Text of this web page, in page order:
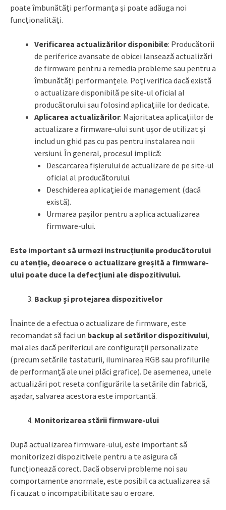
poate îmbunătăți performanța și poate adăuga noi
funcționalități.
Verificarea actualizărilor disponibile: Producătorii
de periferice avansate de obicei lansează actualizări
de firmware pentru a remedia probleme sau pentru a
îmbunătăți performanțele. Poți verifica dacă există
o actualizare disponibilă pe site-ul oficial al
producătorului sau folosind aplicațiile lor dedicate.
Aplicarea actualizărilor: Majoritatea aplicațiilor de
actualizare a firmware-ului sunt ușor de utilizat și
includ un ghid pas cu pas pentru instalarea noii
versiuni. În general, procesul implică:
Descarcarea fișierului de actualizare de pe site-ul
oficial al producătorului.
Deschiderea aplicației de management (dacă
există).
Urmarea pașilor pentru a aplica actualizarea
firmware-ului.
Este important să urmezi instrucțiunile producătorului
cu atenție, deoarece o actualizare greșită a firmware-
ului poate duce la defecțiuni ale dispozitivului.
Backup și protejarea dispozitivelor
Înainte de a efectua o actualizare de firmware, este
recomandat să faci un backup al setărilor dispozitivului,
mai ales dacă perifericul are configurații personalizate
(precum setările tastaturii, iluminarea RGB sau profilurile
de performanță ale unei plăci grafice). De asemenea, unele
actualizări pot reseta configurările la setările din fabrică,
așadar, salvarea acestora este importantă.
Monitorizarea stării firmware-ului
După actualizarea firmware-ului, este important să
monitorizezi dispozitivele pentru a te asigura că
funcționează corect. Dacă observi probleme noi sau
comportamente anormale, este posibil ca actualizarea să
fi cauzat o incompatibilitate sau o eroare.